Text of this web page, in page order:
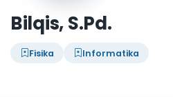
Bilqis, S.Pd.
Fisika Informatika